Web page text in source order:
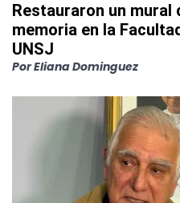
Restauraron un
memoria en la
UNSJ
PorEliana Dominguez